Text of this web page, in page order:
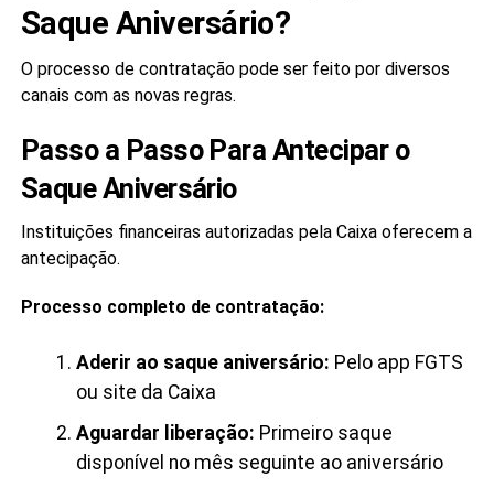
Saque Aniversário?
O processo de contratação pode ser feito por diversos
canais com as novas regras.
Passo a Passo Para Antecipar o
Saque Aniversário
Instituições financeiras autorizadas pela Caixa oferecem a
antecipação.
Processo completo de contratação:
Aderir ao saque aniversário: Pelo app FGTS
ou site da Caixa
Aguardar liberação: Primeiro saque
disponível no mês seguinte ao aniversário